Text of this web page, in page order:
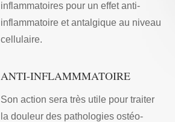
inflammatoires pour un effet anti-
inflammatoire et antalgique au niveau
cellulaire.
ANTI-INFLAMMMATOIRE
Son action sera très utile pour traiter
la douleur des pathologies ostéo-